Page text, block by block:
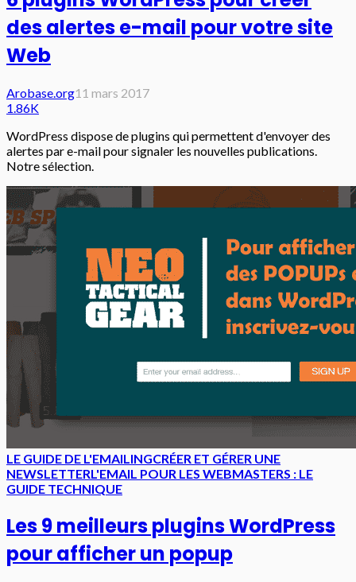
des alertes e-mail pour votre site
Web
Arobase.org11 mars 2017
1.86K
WordPress dispose de plugins qui permettent d'envoyer des
alertes par e-mail pour signaler les nouvelles publications.
Notre sélection.
LE GUIDE DE L'EMAILINGCRÉER ET GÉRER UNE
NEWSLETTERL'EMAIL POUR LES WEBMASTERS : LE
GUIDE TECHNIQUE
Les 9 meilleurs plugins WordPress
pour afficher un popup